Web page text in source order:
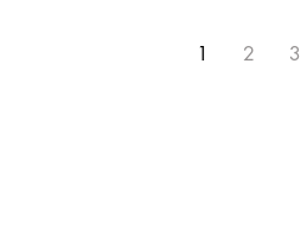
du
1 2 3